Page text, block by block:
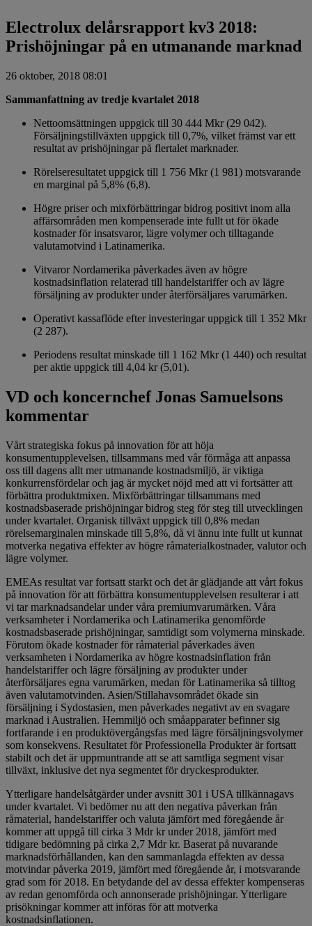
Electrolux delårsrapport kv3 2018:
Prishöjningar på en utmanande marknad
26 oktober, 2018 08:01
Sammanfattning av tredje kvartalet 2018
Nettoomsättningen uppgick till 30 444 Mkr (29 042).
Försäljningstillväxten uppgick till 0,7%, vilket främst var ett
resultat av prishöjningar på flertalet marknader.
Rörelseresultatet uppgick till 1 756 Mkr (1 981) motsvarande
en marginal på 5,8% (6,8).
Högre priser och mixförbättringar bidrog positivt inom alla
affärsområden men kompenserade inte fullt ut för ökade
kostnader för insatsvaror, lägre volymer och tilltagande
valutamotvind i Latinamerika.
Vitvaror Nordamerika påverkades även av högre
kostnadsinflation relaterad till handelstariffer och av lägre
försäljning av produkter under återförsäljares varumärken.
Operativt kassaflöde efter investeringar uppgick till 1 352 Mkr
(2 287).
Periodens resultat minskade till 1 162 Mkr (1 440) och resultat
per aktie uppgick till 4,04 kr (5,01).
VD och koncernchef Jonas Samuelsons
kommentar
Vårt strategiska fokus på innovation för att höja
konsumentupplevelsen, tillsammans med vår förmåga att anpassa
oss till dagens allt mer utmanande kostnadsmiljö, är viktiga
konkurrensfördelar och jag är mycket nöjd med att vi fortsätter att
förbättra produktmixen. Mixförbättringar tillsammans med
kostnadsbaserade prishöjningar bidrog steg för steg till utvecklingen
under kvartalet. Organisk tillväxt uppgick till 0,8% medan
rörelsemarginalen minskade till 5,8%, då vi ännu inte fullt ut kunnat
motverka negativa effekter av högre råmaterialkostnader, valutor och
lägre volymer.
EMEAs resultat var fortsatt starkt och det är glädjande att vårt fokus
på innovation för att förbättra konsumentupplevelsen resulterar i att
vi tar marknadsandelar under våra premiumvarumärken. Våra
verksamheter i Nordamerika och Latinamerika genomförde
kostnadsbaserade prishöjningar, samtidigt som volymerna minskade.
Förutom ökade kostnader för råmaterial påverkades även
verksamheten i Nordamerika av högre kostnadsinflation från
handelstariffer och lägre försäljning av produkter under
återförsäljares egna varumärken, medan för Latinamerika så tilltog
även valutamotvinden. Asien/Stillahavsområdet ökade sin
försäljning i Sydostasien, men påverkades negativt av en svagare
marknad i Australien. Hemmiljö och småapparater befinner sig
fortfarande i en produktövergångsfas med lägre försäljningsvolymer
som konsekvens. Resultatet för Professionella Produkter är fortsatt
stabilt och det är uppmuntrande att se att samtliga segment visar
tillväxt, inklusive det nya segmentet för dryckesprodukter.
Ytterligare handelsåtgärder under avsnitt 301 i USA tillkännagavs
under kvartalet. Vi bedömer nu att den negativa påverkan från
råmaterial, handelstariffer och valuta jämfört med föregående år
kommer att uppgå till cirka 3 Mdr kr under 2018, jämfört med
tidigare bedömning på cirka 2,7 Mdr kr. Baserat på nuvarande
marknadsförhållanden, kan den sammanlagda effekten av dessa
motvindar påverka 2019, jämfört med föregående år, i motsvarande
grad som för 2018. En betydande del av dessa effekter kompenseras
av redan genomförda och annonserade prishöjningar. Ytterligare
prisökningar kommer att införas för att motverka
kostnadsinflationen.